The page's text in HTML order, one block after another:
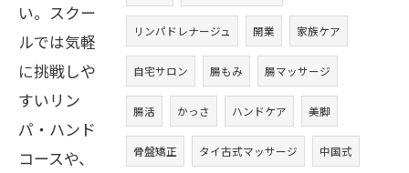
リンパドレナージュ 開業 家族ケア
自宅サロン 腸もみ 腸マッサージ
腸活 かっさ ハンドケア 美脚
骨盤矯正 タイ古式マッサージ 中国式
い。スクー
ルでは気軽
に挑戦しや
すいリン
パ・ハンド
コースや、